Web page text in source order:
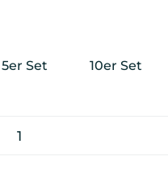
5er Set 10er Set